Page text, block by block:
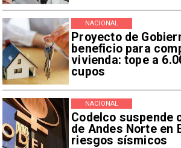
Proyecto de
beneficio para
vivienda: tope a
cupos
NACIONAL
Codelco suspende
de Andes Norte en
riesgos sísmicos
NACIONAL